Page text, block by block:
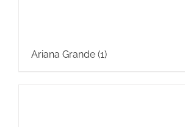
Ariana Grande (1)